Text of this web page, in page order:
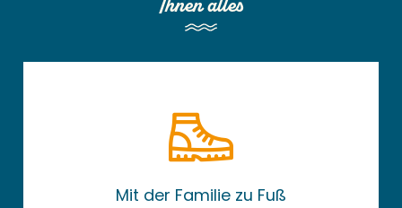
Mit der Familie zu Fuß